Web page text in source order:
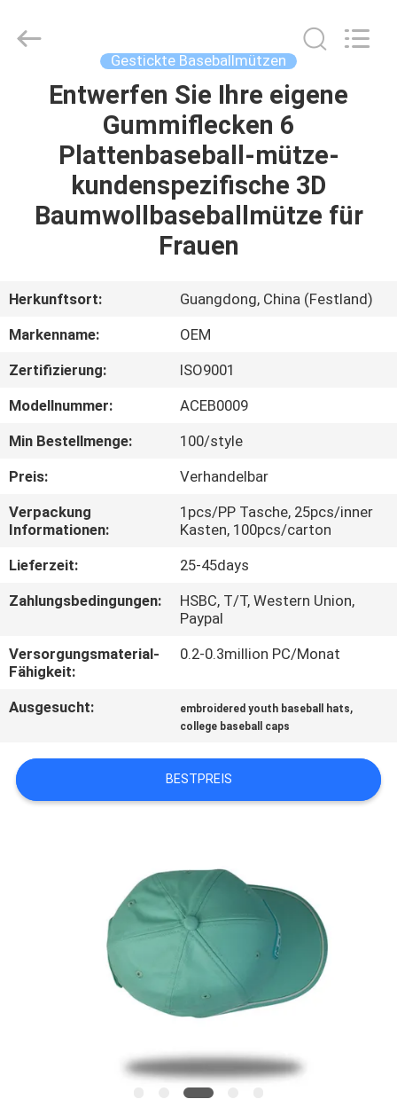
HAUS
PRODUKTE
ÜBER
FABRIK-
AUSFLUG
QUALITÄTSKONTROLLE
TRETEN
SIE
MIT
UNS
IN
VERBINDUNG
NACHRICHTEN
FÄLLE
SITEMAP
Ltd..
Gestickte Baseballmützen
Entwerfen Sie Ihre eigene
Gummiflecken 6
Plattenbaseball-mütze-
kundenspezifische 3D
Baumwollbaseballmütze für
Frauen
Herkunftsort:
Guangdong, China (Festland)
Markenname:
OEM
Zertifizierung:
ISO9001
Modellnummer:
ACEB0009
Min Bestellmenge:
100/style
Preis:
Verhandelbar
Verpackung
Informationen:
1pcs/PP Tasche, 25pcs/inner
Kasten, 100pcs/carton
Lieferzeit:
25-45days
Zahlungsbedingungen:
HSBC, T/T, Western Union,
Paypal
Versorgungsmaterial-
Fähigkeit:
0.2-0.3million PC/Monat
Ausgesucht: embroidered youth baseball hats,
college baseball caps
BESTPREIS